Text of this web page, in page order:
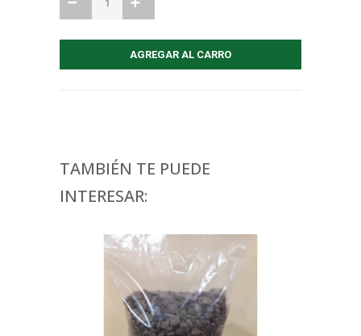
TAMBIÉN TE PUEDE
INTERESAR: